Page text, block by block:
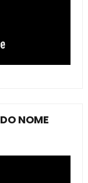
NOME